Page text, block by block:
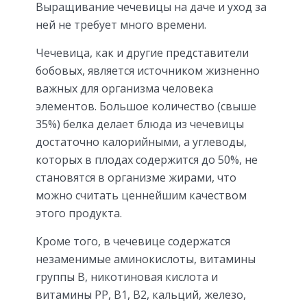
Выращивание чечевицы на даче и уход за
ней не требует много времени.
Чечевица, как и другие представители
бобовых, является источником жизненно
важных для организма человека
элементов. Большое количество (свыше
35%) белка делает блюда из чечевицы
достаточно калорийными, а углеводы,
которых в плодах содержится до 50%, не
становятся в организме жирами, что
можно считать ценнейшим качеством
этого продукта.
Кроме того, в чечевице содержатся
незаменимые аминокислоты, витамины
группы В, никотиновая кислота и
витамины РР, В1, В2, кальций, железо,